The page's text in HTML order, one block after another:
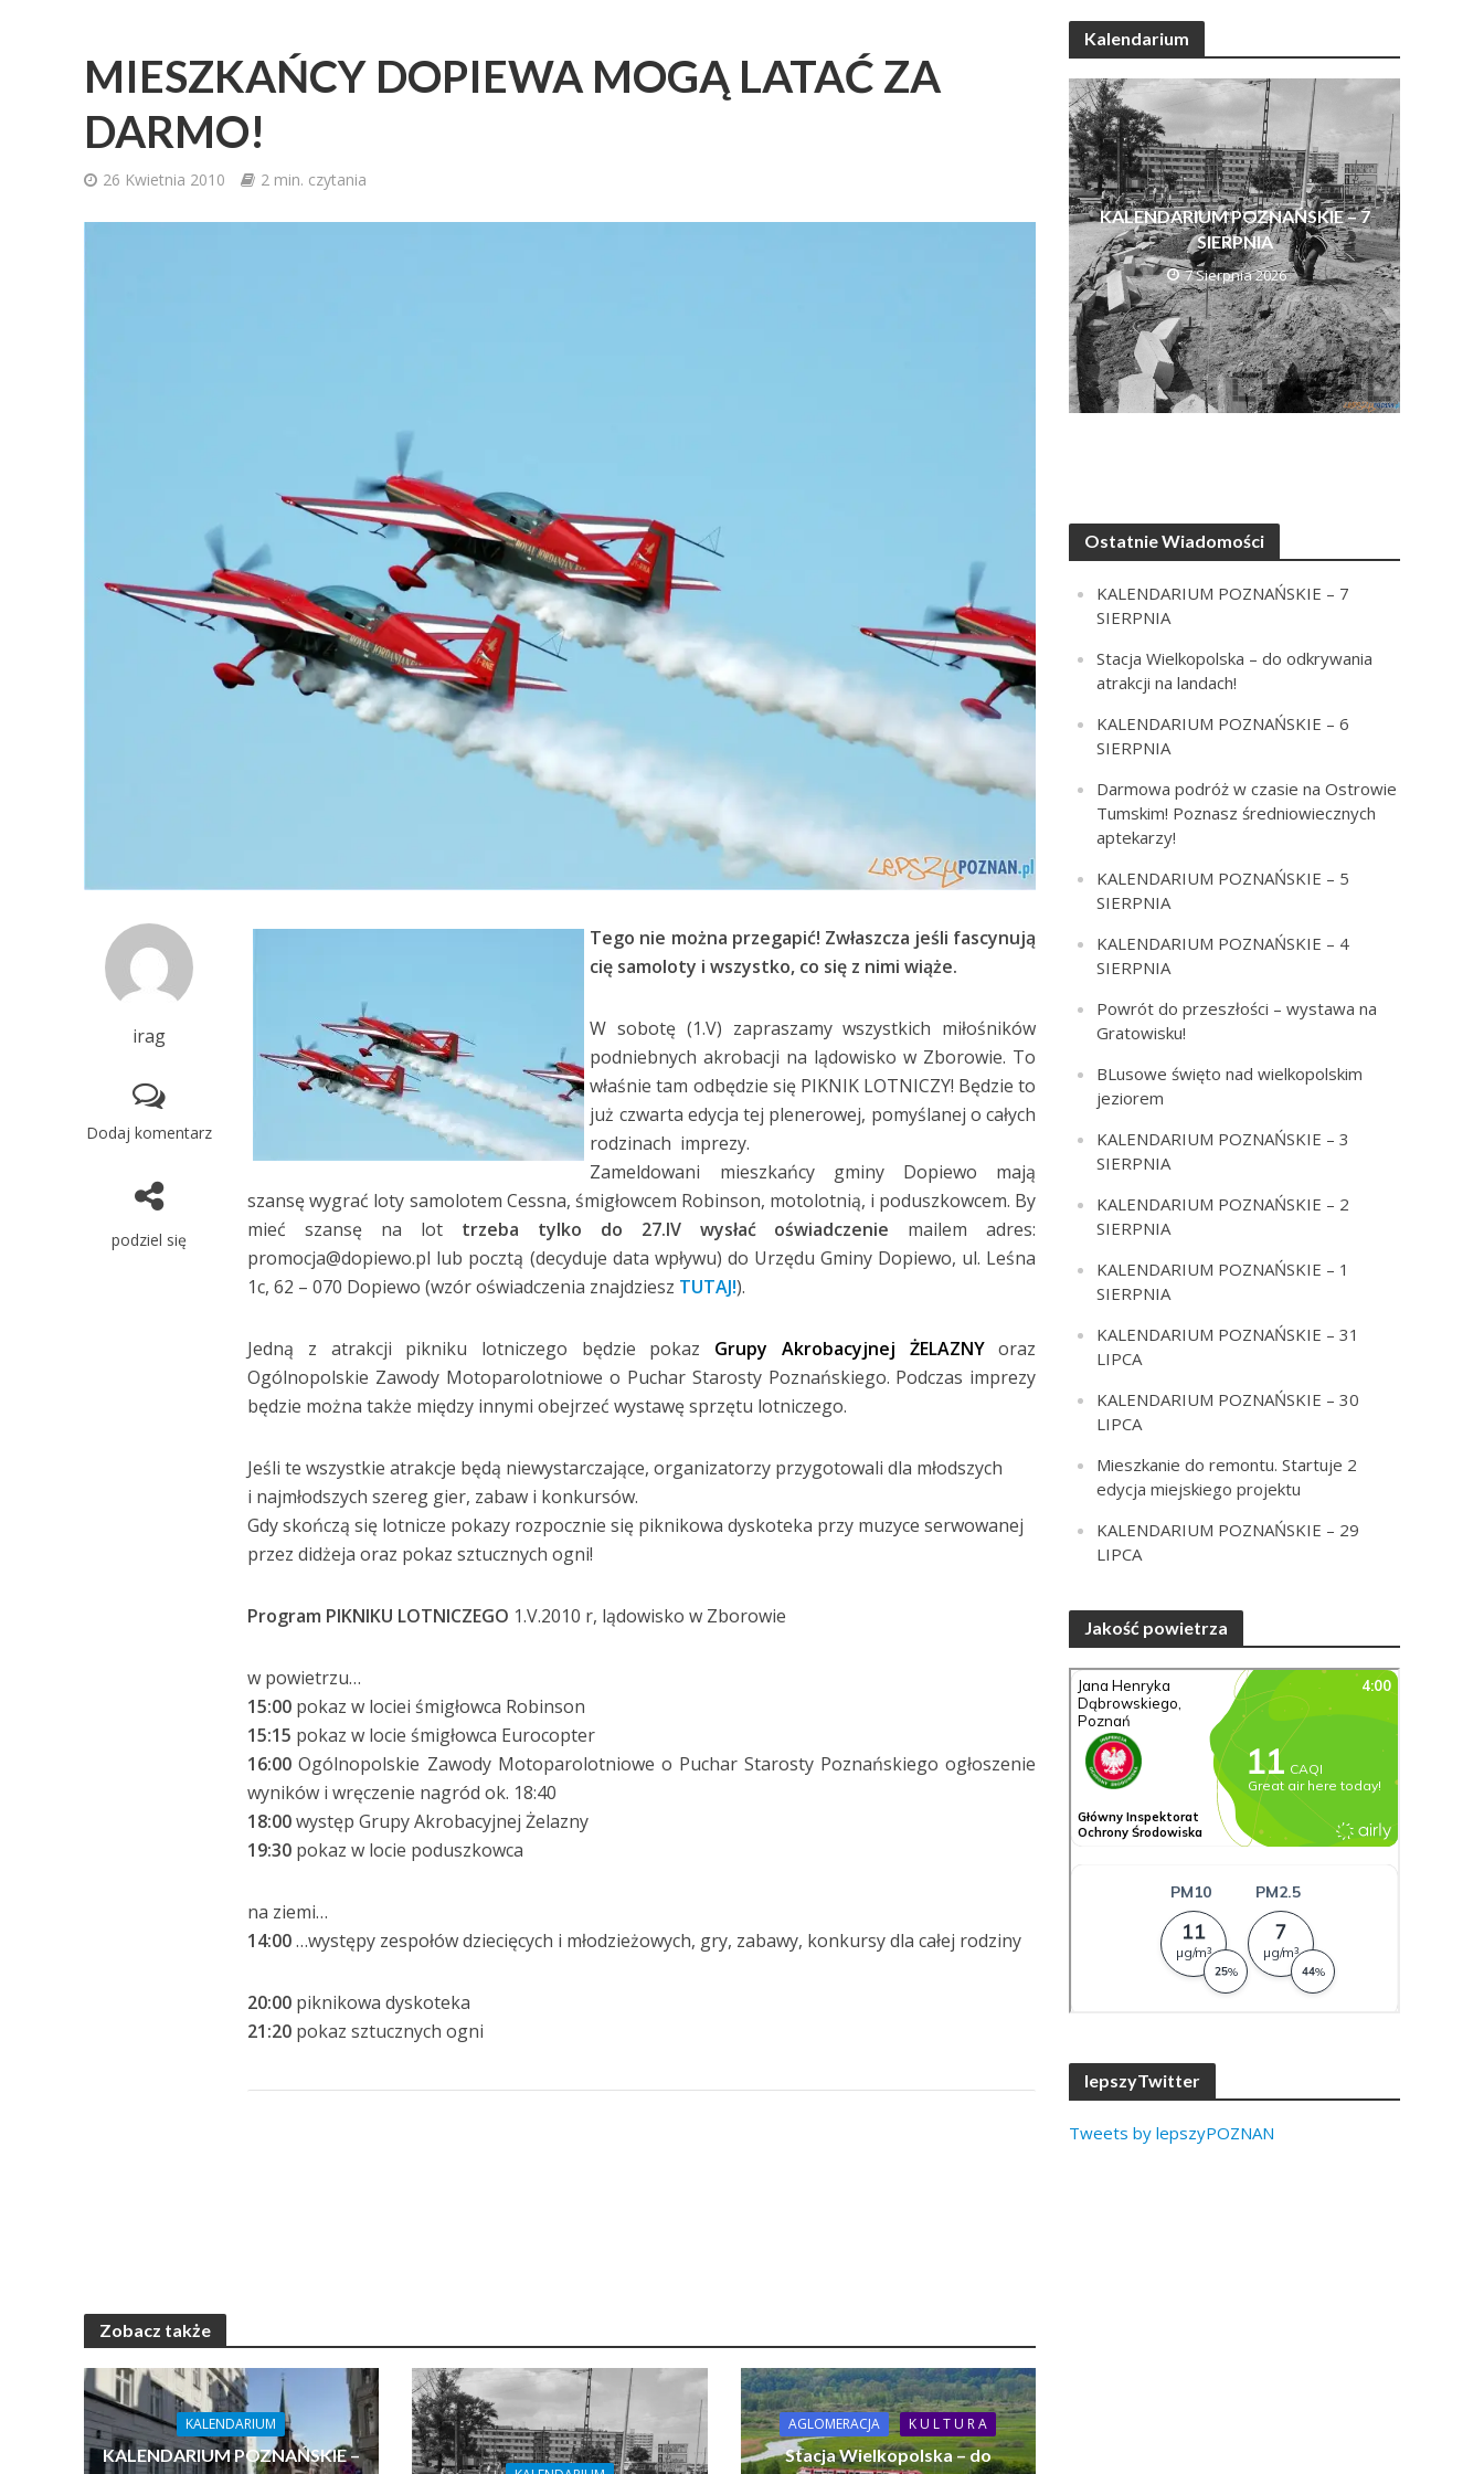
MIESZKAŃCY DOPIEWA MOGĄ LATAĆ ZA
DARMO!
26 Kwietnia 2010 2 min. czytania
irag
Dodaj komentarz
podziel się
Tego nie można przegapić! Zwłaszcza jeśli fascynują
cię samoloty i wszystko, co się z nimi wiąże.
W sobotę (1.V) zapraszamy wszystkich miłośników
podniebnych akrobacji na lądowisko w Zborowie. To
właśnie tam odbędzie się PIKNIK LOTNICZY! Będzie to
już czwarta edycja tej plenerowej, pomyślanej o całych
rodzinach imprezy.
Zameldowani mieszkańcy gminy Dopiewo mają
szansę wygrać loty samolotem Cessna, śmigłowcem Robinson, motolotnią, i poduszkowcem. By
mieć szansę na lot trzeba tylko do 27.IV wysłać oświadczenie mailem adres:
promocja@dopiewo.pl lub pocztą (decyduje data wpływu) do Urzędu Gminy Dopiewo, ul. Leśna
1c, 62 – 070 Dopiewo (wzór oświadczenia znajdziesz TUTAJ!).
Jedną z atrakcji pikniku lotniczego będzie pokaz Grupy Akrobacyjnej ŻELAZNYoraz
Ogólnopolskie Zawody Motoparolotniowe o Puchar Starosty Poznańskiego. Podczas imprezy
będzie można także między innymi obejrzeć wystawę sprzętu lotniczego.
Jeśli te wszystkie atrakcje będą niewystarczające, organizatorzy przygotowali dla młodszych
i najmłodszych szereg gier, zabaw i konkursów.
Gdy skończą się lotnicze pokazy rozpocznie się piknikowa dyskoteka przy muzyce serwowanej
przez didżeja oraz pokaz sztucznych ogni!
Program PIKNIKU LOTNICZEGO 1.V.2010 r, lądowisko w Zborowie
w powietrzu…
15:00 pokaz w lociei śmigłowca Robinson
15:15 pokaz w locie śmigłowca Eurocopter
16:00 Ogólnopolskie Zawody Motoparolotniowe o Puchar Starosty Poznańskiego ogłoszenie
wyników i wręczenie nagród ok. 18:40
18:00występ Grupy Akrobacyjnej Żelazny
19:30 pokaz w locie poduszkowca
na ziemi…
14:00…występy zespołów dziecięcych i młodzieżowych, gry, zabawy, konkursy dla całej rodziny
20:00 piknikowa dyskoteka
21:20 pokaz sztucznych ogni
Zobacz także
KALENDARIUM
KALENDARIUM POZNAŃSKIE –
AGLOMERACJA K U L T U R A
Stacja Wielkopolska – do
Kalendarium
KALENDARIUM POZNAŃSKIE – 7
SIERPNIA
7 Sierpnia 2026
Ostatnie Wiadomości
KALENDARIUM POZNAŃSKIE – 7
SIERPNIA
Stacja Wielkopolska – do odkrywania
atrakcji na landach!
KALENDARIUM POZNAŃSKIE – 6
SIERPNIA
Darmowa podróż w czasie na Ostrowie
Tumskim! Poznasz średniowiecznych
aptekarzy!
KALENDARIUM POZNAŃSKIE – 5
SIERPNIA
KALENDARIUM POZNAŃSKIE – 4
SIERPNIA
Powrót do przeszłości – wystawa na
Gratowisku!
BLusowe święto nad wielkopolskim
jeziorem
KALENDARIUM POZNAŃSKIE – 3
SIERPNIA
KALENDARIUM POZNAŃSKIE – 2
SIERPNIA
KALENDARIUM POZNAŃSKIE – 1
SIERPNIA
KALENDARIUM POZNAŃSKIE – 31
LIPCA
KALENDARIUM POZNAŃSKIE – 30
LIPCA
Mieszkanie do remontu. Startuje 2
edycja miejskiego projektu
KALENDARIUM POZNAŃSKIE – 29
LIPCA
Jakość powietrza
lepszyTwitter
Tweets by lepszyPOZNAN